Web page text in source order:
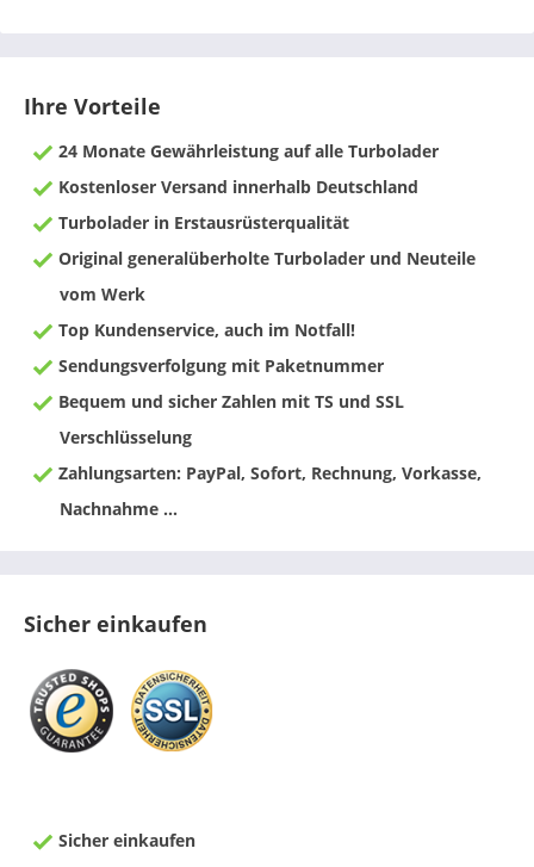
Ihre Vorteile
24 Monate Gewährleistung auf alle Turbolader
Kostenloser Versand innerhalb Deutschland
Turbolader in Erstausrüsterqualität
Original generalüberholte Turbolader und Neuteile
vom Werk
Top Kundenservice, auch im Notfall!
Sendungsverfolgung mit Paketnummer
Bequem und sicher Zahlen mit TS und SSL
Verschlüsselung
Zahlungsarten: PayPal, Sofort, Rechnung, Vorkasse,
Nachnahme ...
Sicher einkaufen
Sicher einkaufen